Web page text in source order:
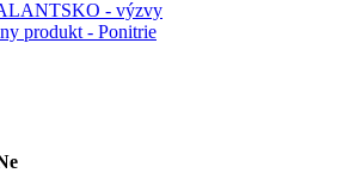
- výzvy
produkt - Ponitrie